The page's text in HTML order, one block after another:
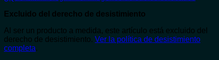
Excluido del derecho de desistimiento
Al ser un producto a medida, este artículo está excluido del
derecho de desistimiento. Ver la política de desistimiento
completa.